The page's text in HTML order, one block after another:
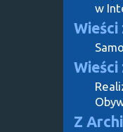
w
Wieści
Wieści
Z